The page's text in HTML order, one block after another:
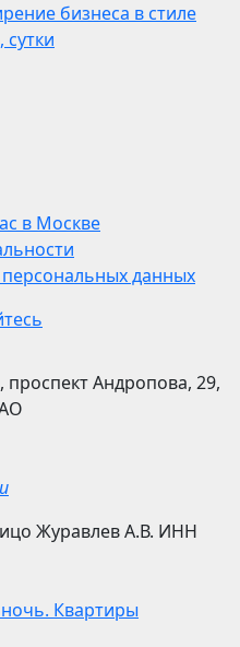
бизнеса в стиле
в Москве
данных
проспект Андропова, 29,
Журавлев А.В. ИНН
Квартиры